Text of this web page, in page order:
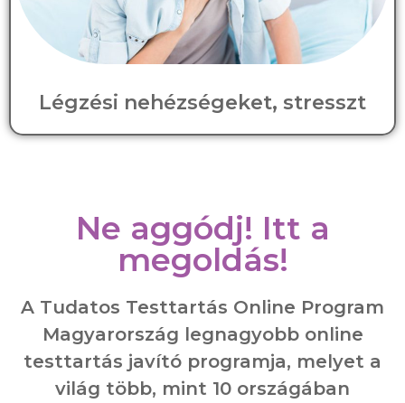
Légzési nehézségeket, stresszt
Ne aggódj! Itt a
megoldás!
A Tudatos Testtartás Online Program
Magyarország legnagyobb online
testtartás javító programja, melyet a
világ több, mint 10 országában